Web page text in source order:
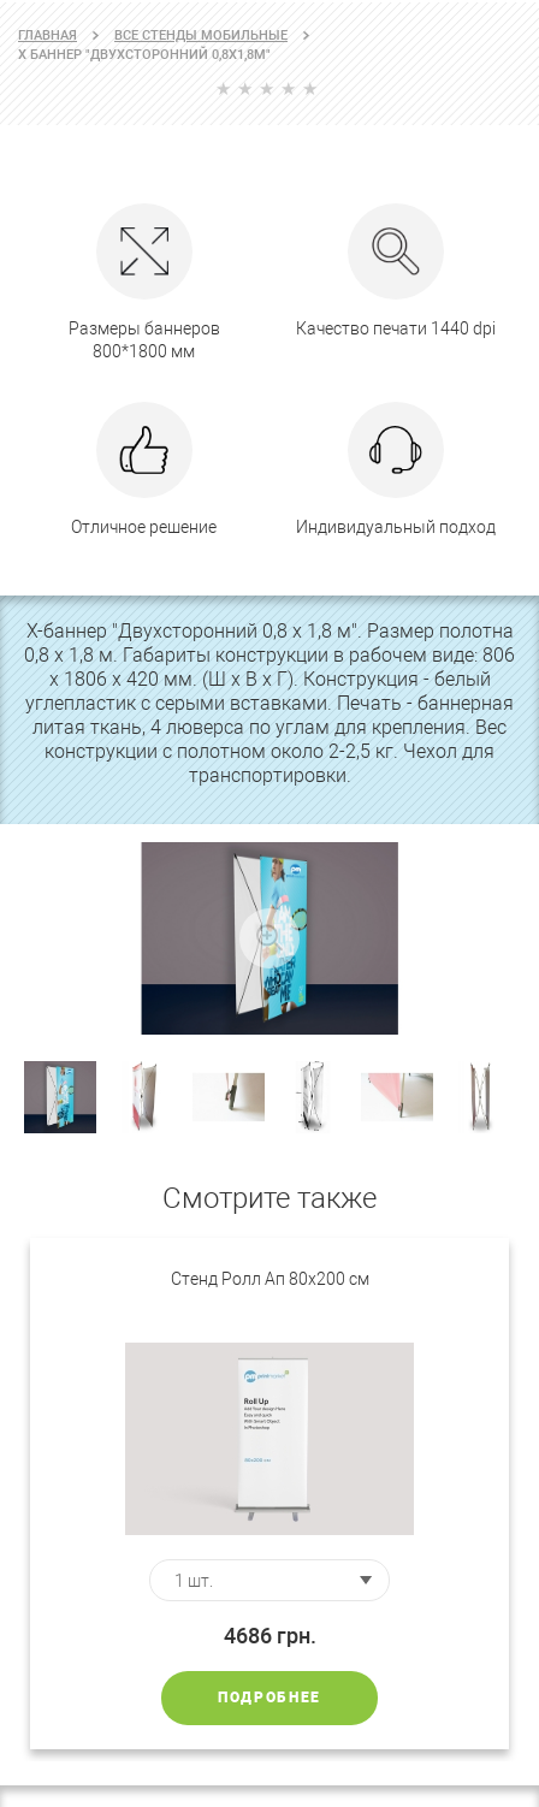
ГЛАВНАЯ
ВСЕ СТЕНДЫ МОБИЛЬНЫЕ
X БАННЕР "ДВУХСТОРОННИЙ 0,8X1,8М"
Размеры баннеров
800*1800 мм
Качество печати 1440 dpi
Отличное решение Индивидуальный подход
Х-баннер "Двухсторонний 0,8 х 1,8 м". Размер полотна
0,8 х 1,8 м. Габариты конструкции в рабочем виде: 806
х 1806 х 420 мм. (Ш х В х Г). Конструкция - белый
углепластик с серыми вставками. Печать - баннерная
литая ткань, 4 люверса по углам для крепления. Вес
конструкции с полотном около 2-2,5 кг. Чехол для
транспортировки.
Смотрите также
Стенд Ролл Ап 80х200 см
4686 грн.
ПОДРОБНЕЕ